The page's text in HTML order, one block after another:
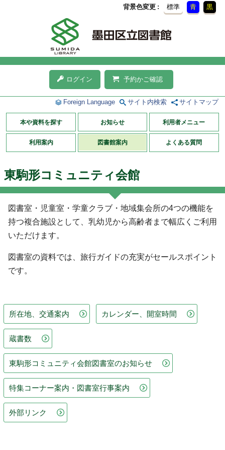
背景色変更 標準 青 黒
ログイン 予約かご確認
Foreign Language サイト内検索 サイトマップ
本や資料を探す お知らせ 利用者メニュー
利用案内 図書館案内 よくある質問
東駒形コミュニティ会館
図書室・児童室・学童クラブ・地域集会所の4つの機能を
持つ複合施設として、乳幼児から高齢者まで幅広くご利用
いただけます。
図書室の資料では、旅行ガイドの充実がセールスポイント
です。
所在地、交通案内 カレンダー、開室時間
蔵書数
東駒形コミュニティ会館図書室のお知らせ
特集コーナー案内・図書室行事案内
外部リンク